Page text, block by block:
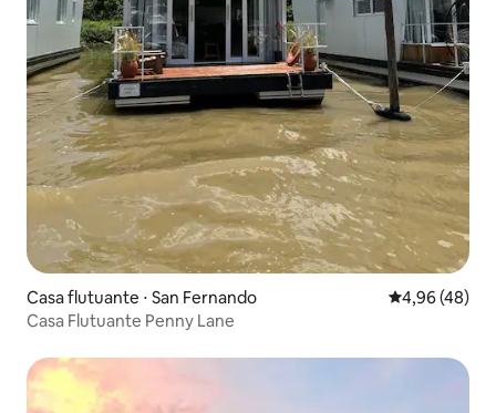
Casa flutuante ⋅ San Fernando 4,96 de uma
4,96 (48)
Casa Flutuante Penny Lane